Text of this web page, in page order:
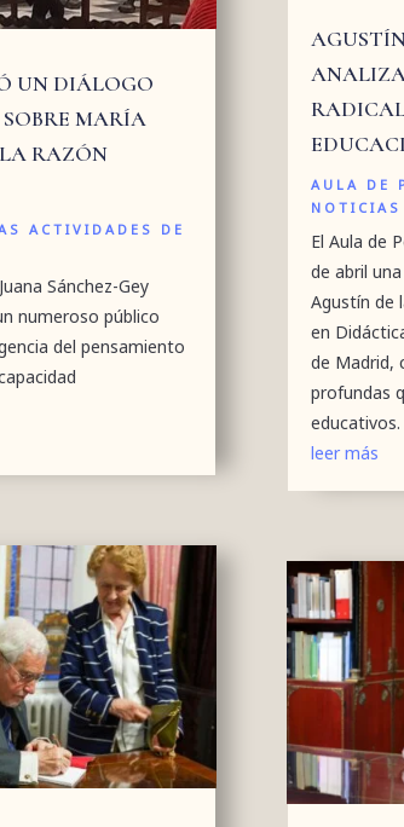
UN DIÁLOGO
MARÍA
RAZÓN
ACTIVIDADES DE
Sánchez-Gey
numeroso público
del pensamiento
ANALIZA
AULA DE
NOTICIAS
El Aula de
de abril
Agustín de
en
de Madrid,
profundas
educativos.
leer más